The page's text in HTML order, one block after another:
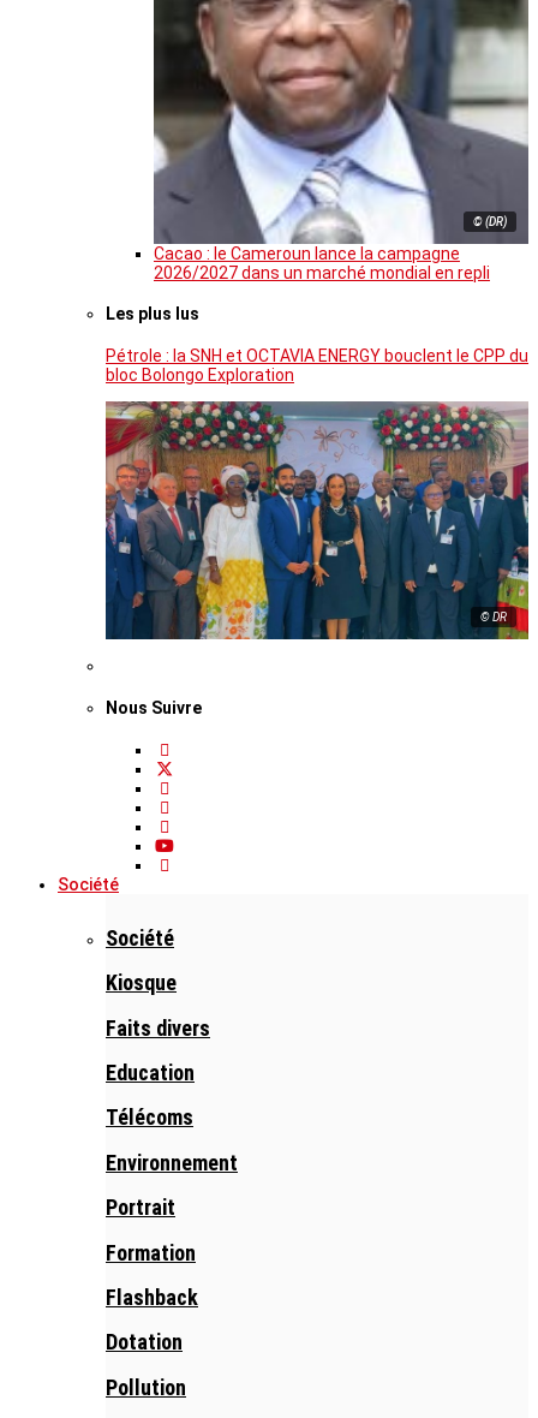
© (DR)
Cacao : le Cameroun lance la campagne
2026/2027 dans un marché mondial en repli
Les plus lus
Pétrole : la SNH et OCTAVIA ENERGY bouclent le CPP du
bloc Bolongo Exploration
© DR
Nous Suivre
Société
Société
Kiosque
Faits divers
Education
Télécoms
Environnement
Portrait
Formation
Flashback
Dotation
Pollution